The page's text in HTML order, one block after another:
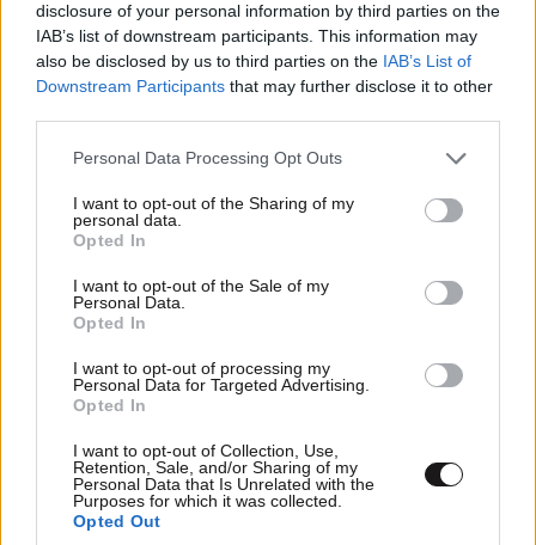
disclosure of your personal information by third parties on the
IAB’s list of downstream participants. This information may
also be disclosed by us to third parties on the IAB’s List of
Downstream Participants that may further disclose it to other
Please note that this website/app uses one or more Google
not limited to your visit or usage behaviour. You may click to
grant or deny consent to Google and its third-party tags to
use your data for below specified purposes in below Google
consent section.
Personal Data Processing Opt Outs
I want to opt-out of the Sharing of my
personal data.
Opted In
I want to opt-out of the Sale of my
Personal Data.
Opted In
I want to opt-out of processing my
Personal Data for Targeted Advertising.
Opted In
I want to opt-out of Collection, Use,
Retention, Sale, and/or Sharing of my
Personal Data that Is Unrelated with the
Purposes for which it was collected.
Opted Out
Θαλάσσια ρύπανση στη Δραπετσώνα –
Χειροπέδες στον πλοίαρχο δεξαμενόπλοιου
Κάβος πρόσδεσης έσπασε και χτύπησε ναυτικό
στο κεφάλι στο λιμάνι της Ρόδου –
Νοσηλεύεται στο νοσοκομείο